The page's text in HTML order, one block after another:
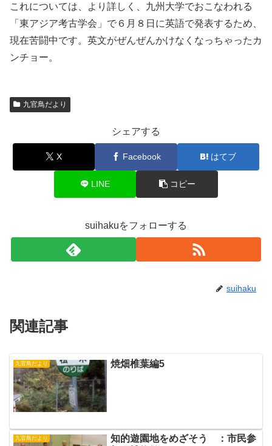
これについては、より詳しく、九州大学でおこなわれる
「東アジア考古学会」で６月８日に英語で発表するため、
現在苦闘中です。英文がぜんぜんかけなくなっちゃったカ
ンチョー。
九官鳥だより
シェアする
X Facebook はてブ
LINE コピー
suihakuをフォローする
suihaku
関連記事
九官鳥だより 焼畑椎葉編5
九官鳥だより
知的遊園地をめざそう ：市民参